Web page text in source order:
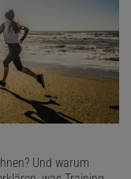
Und warum